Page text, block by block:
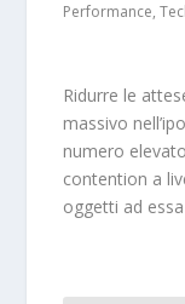
Performance,
Ridurre le
massivo
numero
contention a
oggetti ad